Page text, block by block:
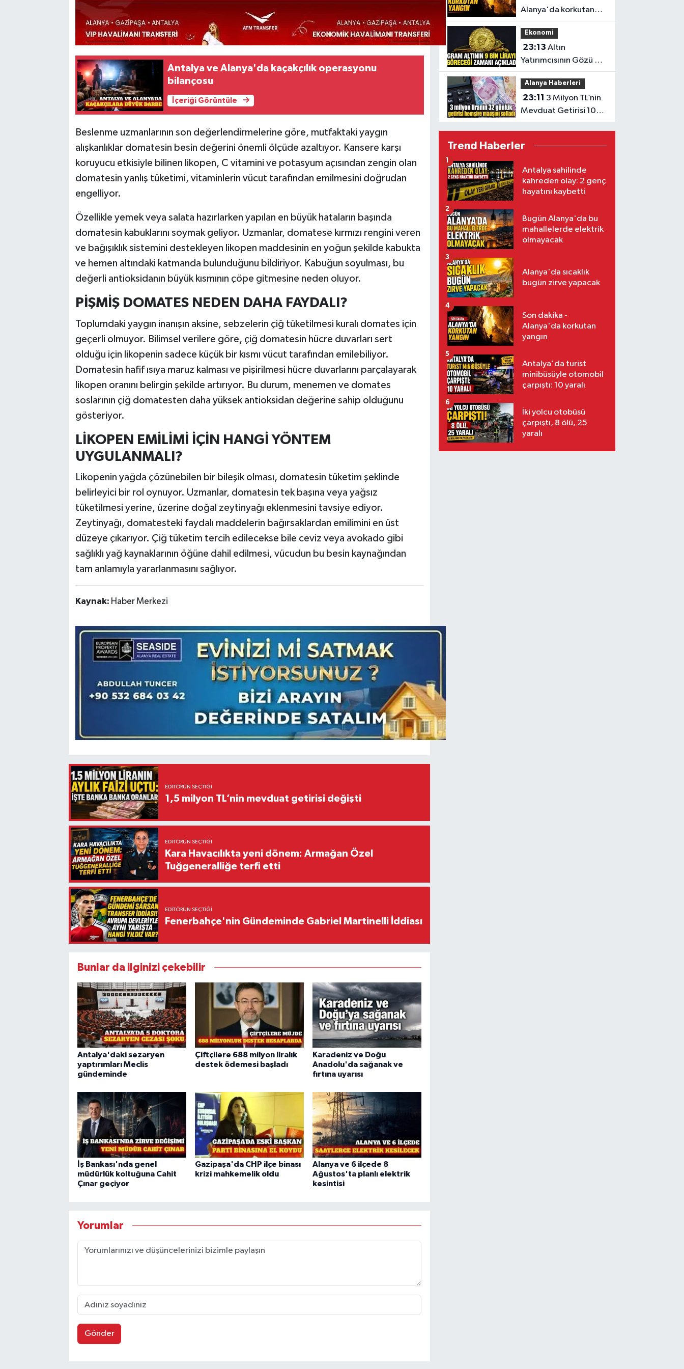
Antalya ve Alanya'da kaçakçılık operasyonu
bilançosu
İçeriği Görüntüle
Beslenme uzmanlarının son değerlendirmelerine göre, mutfaktaki yaygın
alışkanlıklar domatesin besin değerini önemli ölçüde azaltıyor. Kansere karşı
koruyucu etkisiyle bilinen likopen, C vitamini ve potasyum açısından zengin olan
domatesin yanlış tüketimi, vitaminlerin vücut tarafından emilmesini doğrudan
engelliyor.
Özellikle yemek veya salata hazırlarken yapılan en büyük hataların başında
domatesin kabuklarını soymak geliyor. Uzmanlar, domatese kırmızı rengini veren
ve bağışıklık sistemini destekleyen likopen maddesinin en yoğun şekilde kabukta
ve hemen altındaki katmanda bulunduğunu bildiriyor. Kabuğun soyulması, bu
değerli antioksidanın büyük kısmının çöpe gitmesine neden oluyor.
PİŞMİŞ DOMATES NEDEN DAHA FAYDALI?
Toplumdaki yaygın inanışın aksine, sebzelerin çiğ tüketilmesi kuralı domates için
geçerli olmuyor. Bilimsel verilere göre, çiğ domatesin hücre duvarları sert
olduğu için likopenin sadece küçük bir kısmı vücut tarafından emilebiliyor.
Domatesin hafif ısıya maruz kalması ve pişirilmesi hücre duvarlarını parçalayarak
likopen oranını belirgin şekilde artırıyor. Bu durum, menemen ve domates
soslarının çiğ domatesten daha yüksek antioksidan değerine sahip olduğunu
gösteriyor.
LİKOPEN EMİLİMİ İÇİN HANGİ YÖNTEM
UYGULANMALI?
Likopenin yağda çözünebilen bir bileşik olması, domatesin tüketim şeklinde
belirleyici bir rol oynuyor. Uzmanlar, domatesin tek başına veya yağsız
tüketilmesi yerine, üzerine doğal zeytinyağı eklenmesini tavsiye ediyor.
Zeytinyağı, domatesteki faydalı maddelerin bağırsaklardan emilimini en üst
düzeye çıkarıyor. Çiğ tüketim tercih edilecekse bile ceviz veya avokado gibi
sağlıklı yağ kaynaklarının öğüne dahil edilmesi, vücudun bu besin kaynağından
tam anlamıyla yararlanmasını sağlıyor.
Kaynak: Haber Merkezi
EDITÖRÜN SEÇTIĞI
1,5 milyon TL’nin mevduat getirisi değişti
EDITÖRÜN SEÇTIĞI
Kara Havacılıkta yeni dönem: Armağan Özel
Tuğgeneralliğe terfi etti
EDITÖRÜN SEÇTIĞI
Fenerbahçe'nin Gündeminde Gabriel Martinelli İddiası
Bunlar da ilginizi çekebilir
Antalya'daki sezaryen
yaptırımları Meclis
gündeminde
Çiftçilere 688 milyon liralık
destek ödemesi başladı
Karadeniz ve Doğu
Anadolu'da sağanak ve
fırtına uyarısı
İş Bankası'nda genel
müdürlük koltuğuna Cahit
Çınar geçiyor
Gazipaşa'da CHP ilçe binası
krizi mahkemelik oldu
Alanya ve 6 ilçede 8
Ağustos'ta planlı elektrik
kesintisi
Yorumlar
Gönder
Alanya'da korkutan
yangın
Ekonomi
23:13 Altın
Yatırımcısının Gözü 9
Bin TL’de
Alanya Haberleri
23:11
Mevduat Getirisi 100
Bini Aştı
Trend Haberler
Antalya sahilinde
kahreden olay: 2 genç
hayatını kaybetti
1
Bugün Alanya'da bu
mahallelerde elektrik
olmayacak
2
Alanya'da sıcaklık
bugün zirve yapacak
3
Son dakika -
Alanya'da korkutan
yangın
4
Antalya'da turist
minibüsüyle otomobil
çarpıştı: 10 yaralı
5
İki yolcu otobüsü
çarpıştı, 8 ölü, 25
yaralı
6